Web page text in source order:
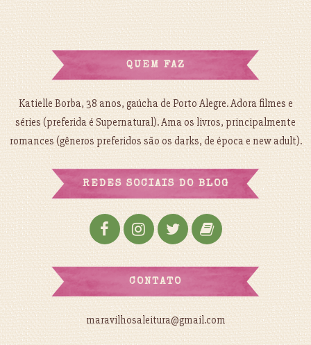
QUEM FAZ
Katielle Borba, 38 anos, gaúcha de Porto Alegre. Adora filmes e
séries (preferida é Supernatural). Ama os livros, principalmente
romances (gêneros preferidos são os darks, de época e new adult).
REDES SOCIAIS DO BLOG
CONTATO
maravilhosaleitura@gmail.com